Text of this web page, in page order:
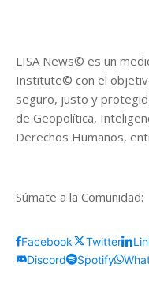
LISA News© es un
Institute© con el
seguro, justo y
de Geopolítica,
Derechos Humanos,
Súmate a la Comunidad:
Facebook Twitter
Discord
Spotify